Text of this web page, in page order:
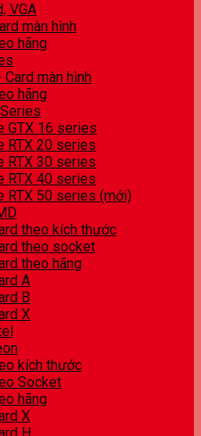
VGA
màn hình
hãng
màn hình
hãng
GTX 16 series
RTX 20 series
RTX 30 series
RTX 40 series
RTX 50 series (mới)
theo kích thước
theo socket
theo hãng
A
B
X
kích thước
Socket
hãng
X